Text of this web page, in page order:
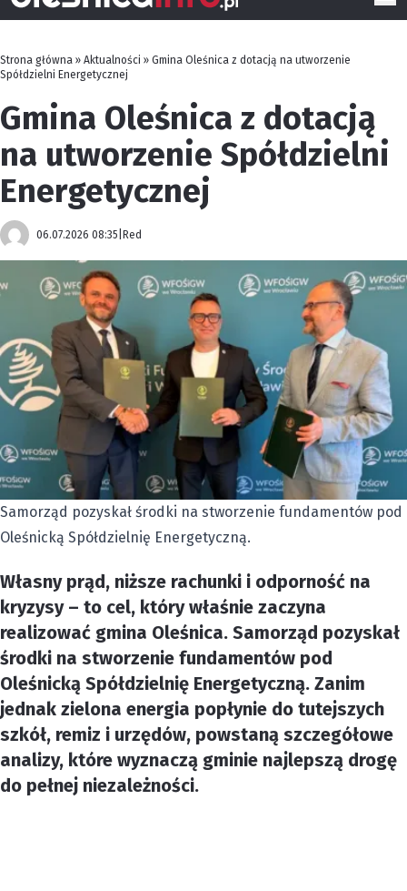
Strona główna » Aktualności » Gmina Oleśnica z dotacją na utworzenie
Spółdzielni Energetycznej
Gmina Oleśnica z dotacją
na utworzenie Spółdzielni
Energetycznej
06.07.2026 08:35 Red
Samorząd pozyskał środki na stworzenie fundamentów pod
Oleśnicką Spółdzielnię Energetyczną.
Własny prąd, niższe rachunki i odporność na
kryzysy – to cel, który właśnie zaczyna
realizować gmina Oleśnica. Samorząd pozyskał
środki na stworzenie fundamentów pod
Oleśnicką Spółdzielnię Energetyczną. Zanim
jednak zielona energia popłynie do tutejszych
szkół, remiz i urzędów, powstaną szczegółowe
analizy, które wyznaczą gminie najlepszą drogę
do pełnej niezależności.